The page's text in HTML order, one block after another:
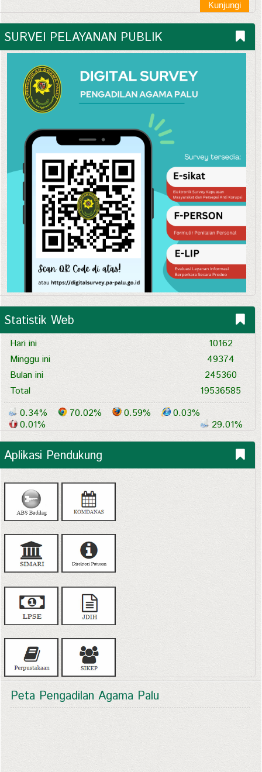
Kunjungi
SURVEI PELAYANAN PUBLIK
Statistik Web
Hari ini
Minggu ini
Bulan ini
Total
10162
49374
245360
19536585
0.34%
70.02% 0.59%
0.03%
0.01%
29.01%
Aplikasi Pendukung
Peta Pengadilan Agama Palu